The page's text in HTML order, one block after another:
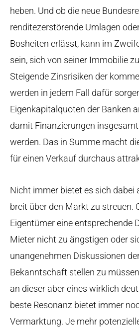
heben. Und ob die neue
renditezerstörende Umlagen
Bosheiten erlässt, kann im
sein, sich von seiner Immobilie
Steigende Zinsrisiken der
werden in jedem Fall dafür
Eigenkapitalquoten der Banken
damit Finanzierungen
werden. Das in Summe macht
für einen Verkauf durchaus
Nicht immer bietet es sich dabei
breit über den Markt zu streuen.
Eigentümer eine entsprechende
Mieter nicht zu ängstigen oder
unangenehmen Diskussionen
Bekanntschaft stellen zu
an dieser aber eines wirklich
beste Resonanz bietet immer
Vermarktung. Je mehr